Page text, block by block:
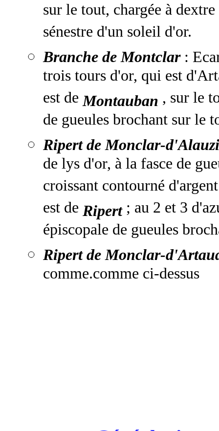
sur le tout, chargée à
sénestre d'un soleil d'or.
Branche de Montclar :
trois tours d'or, qui est
est de Montauban , sur le
de gueules brochant sur le
Ripert de Monclar-
de lys d'or, à la fasce de
croissant contourné
est de Ripert; au 2 et 3
épiscopale de gueules
Ripert de Monclar-
comme.comme ci-dessus